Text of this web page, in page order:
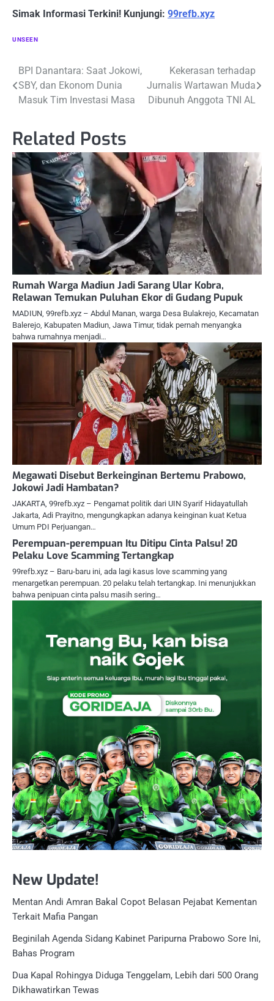
Simak Informasi Terkini! Kunjungi: 99refb.xyz
UNSEEN
Navigasi
pos
BPI Danantara: Saat Jokowi,
SBY, dan Ekonom Dunia
Masuk Tim Investasi Masa
Kekerasan terhadap
Jurnalis Wartawan Muda
Dibunuh Anggota TNI AL
Related Posts
Rumah Warga Madiun Jadi Sarang Ular Kobra,
Relawan Temukan Puluhan Ekor di Gudang Pupuk
MADIUN, 99refb.xyz – Abdul Manan, warga Desa Bulakrejo, Kecamatan
Balerejo, Kabupaten Madiun, Jawa Timur, tidak pernah menyangka
bahwa rumahnya menjadi…
Megawati Disebut Berkeinginan Bertemu Prabowo,
Jokowi Jadi Hambatan?
JAKARTA, 99refb.xyz – Pengamat politik dari UIN Syarif Hidayatullah
Jakarta, Adi Prayitno, mengungkapkan adanya keinginan kuat Ketua
Umum PDI Perjuangan…
Perempuan-perempuan Itu Ditipu Cinta Palsu! 20
Pelaku Love Scamming Tertangkap
99refb.xyz – Baru-baru ini, ada lagi kasus love scamming yang
menargetkan perempuan. 20 pelaku telah tertangkap. Ini menunjukkan
bahwa penipuan cinta palsu masih sering…
New Update!
Mentan Andi Amran Bakal Copot Belasan Pejabat Kementan
Terkait Mafia Pangan
Beginilah Agenda Sidang Kabinet Paripurna Prabowo Sore Ini,
Bahas Program
Dua Kapal Rohingya Diduga Tenggelam, Lebih dari 500 Orang
Dikhawatirkan Tewas